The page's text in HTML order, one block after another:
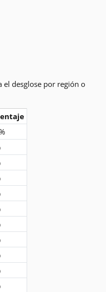
el desglose por región o